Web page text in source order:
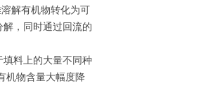
解有机物转化为可
，同时通过回流的
填料上的大量不同种
机物含量大幅度降